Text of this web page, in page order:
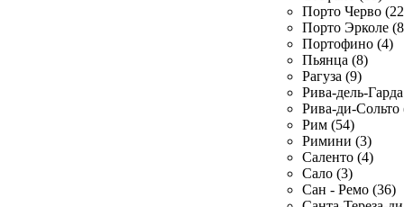
Порто Черво
Порто Эрколе
Портофино (4)
Пьянца (8)
Рагуза (9)
Рива-дель-
Рива-ди-Сольто
Рим (54)
Римини (3)
Саленто (4)
Сало (3)
Сан - Ремо (36)